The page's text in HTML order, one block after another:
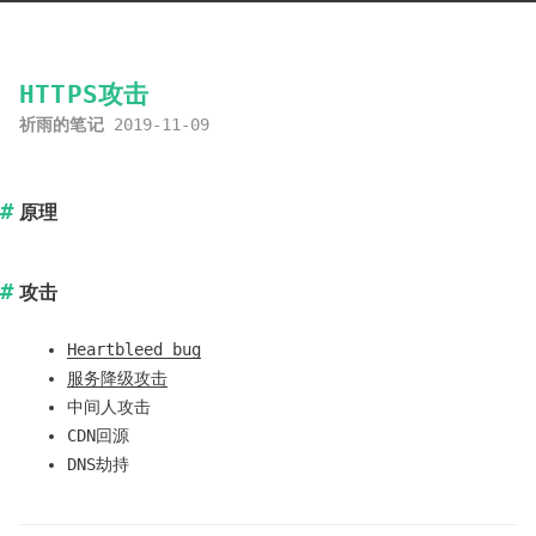
HTTPS攻击
祈雨的笔记 2019-11-09
原理
攻击
Heartbleed bug
服务降级攻击
中间人攻击
CDN回源
DNS劫持